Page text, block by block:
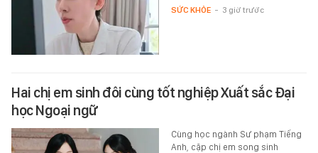
SỨC KHỎE - 3 giờ trước
Hai chị em sinh đôi cùng tốt nghiệp Xuất sắc Đại
học Ngoại ngữ
Cùng học ngành Sư phạm Tiếng
Anh, cặp chị em song sinh